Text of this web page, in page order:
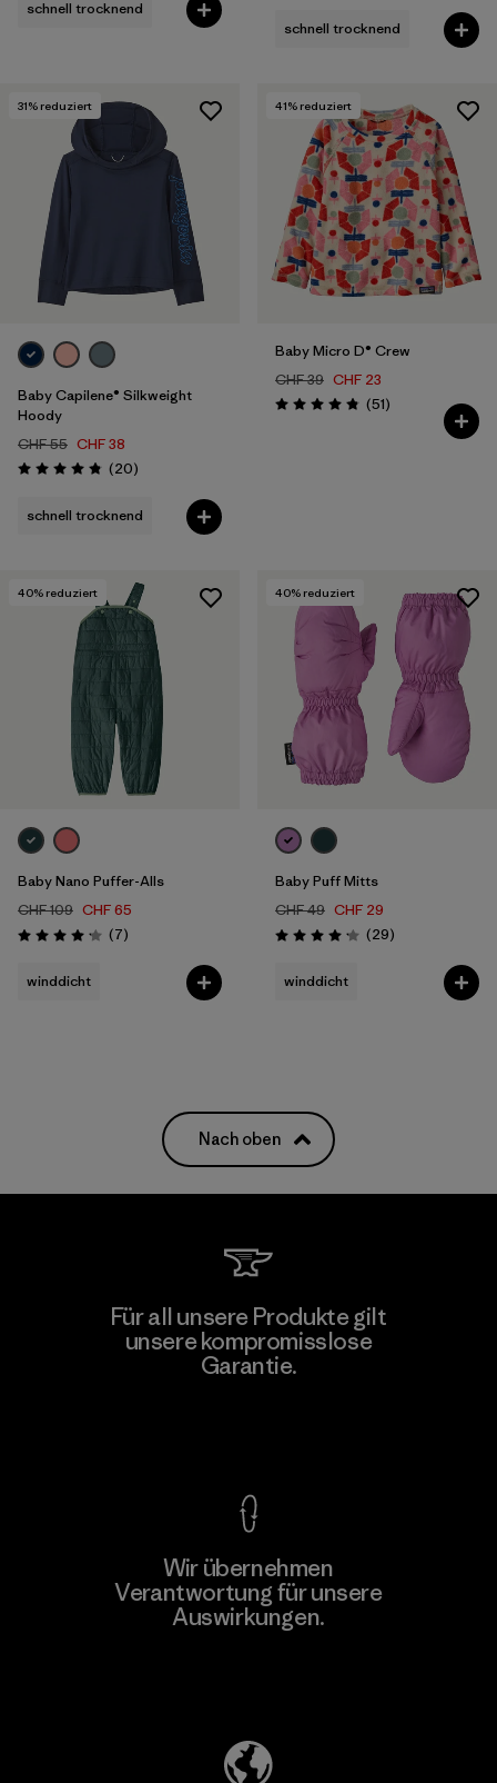
schnell trocknend
schnell trocknend
31% reduziert
Baby Capilene® Silkweight
Hoody
CHF 55 CHF 38
Bewertung: 4.8 / 5
(20Rezensionen
)
schnell trocknend
41% reduziert
Baby Micro D® Crew
CHF 39 CHF 23
Bewertung: 4.9 / 5
(51Rezensionen
)
40% reduziert
Baby Nano Puffer-Alls
CHF 109 CHF 65
Bewertung: 4.1 / 5
(7Rezensionen
)
winddicht
40% reduziert
Baby Puff Mitts
CHF 49 CHF 29
Bewertung: 4.1 / 5
(29Rezensionen
)
winddicht
Nach oben
Für all unsere Produkte gilt
unsere kompromisslose
Garantie.
Wir übernehmen
Verantwortung für unsere
Auswirkungen.